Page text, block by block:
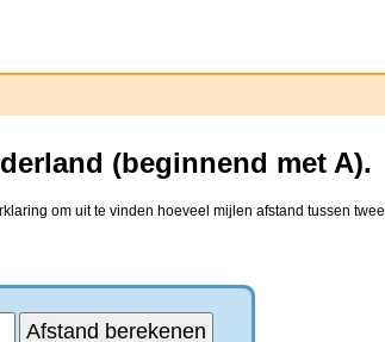
(beginnend met A).
om uit te vinden hoeveel mijlen afstand tussen twee